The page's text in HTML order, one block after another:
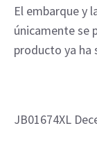
El embarque y
únicamente se
producto ya ha
JB01674XL